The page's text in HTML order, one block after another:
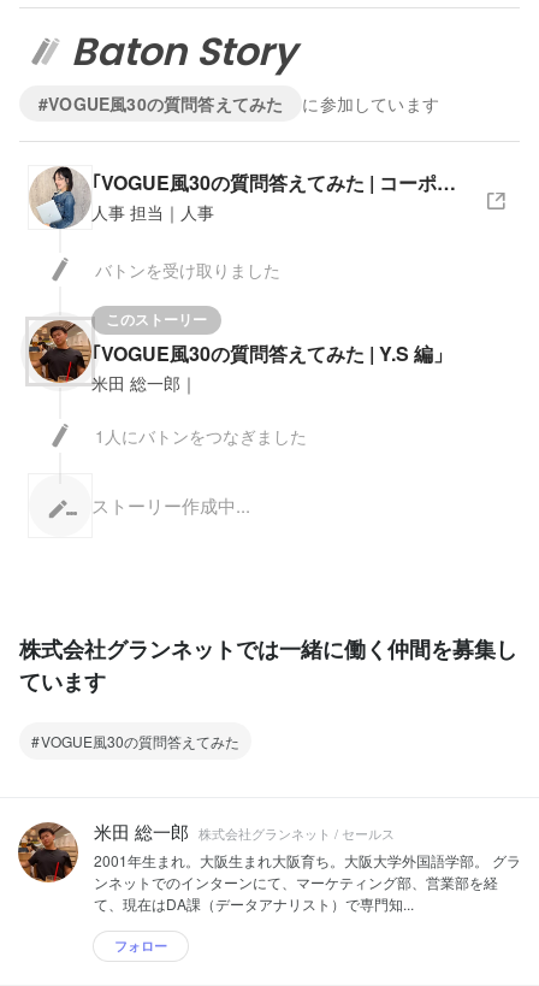
Baton Story
#VOGUE風30の質問答えてみた に参加しています
｢VOGUE風30の質問答えてみた | コーポレートデザイン部 M. K編」
人事 担当｜人事
バトンを受け取りました
このストーリー
｢VOGUE風30の質問答えてみた | Y.S 編」
米田 総一郎｜
1人にバトンをつなぎました
ストーリー作成中...
株式会社グランネットでは一緒に働く仲間を募集し
ています
VOGUE風30の質問答えてみた
米田 総一郎 株式会社グランネット / セールス
2001年生まれ。大阪生まれ大阪育ち。大阪大学外国語学部。 グラ
ンネットでのインターンにて、マーケティング部、営業部を経
て、現在はDA課（データアナリスト）で専門知...
フォロー